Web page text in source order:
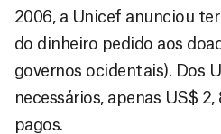
2006, a Unicef anunciou
do dinheiro pedido aos
governos ocidentais). Dos
necessários, apenas US$
pagos.